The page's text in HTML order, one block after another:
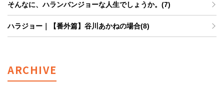
そんなに、ハランバンジョーな人生でしょうか。(7)
ハラジョー｜【番外篇】谷川あかねの場合(8)
ARCHIVE